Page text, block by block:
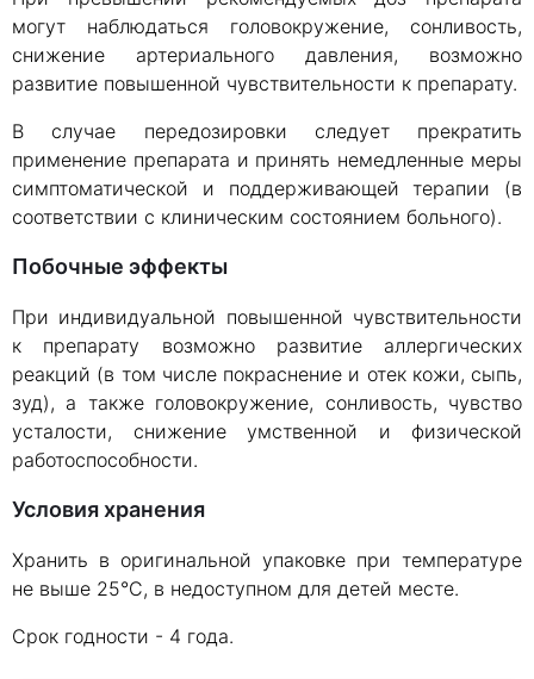
могут наблюдаться головокружение, сонливость,
снижение артериального давления, возможно
развитие повышенной чувствительности к препарату.
В случае передозировки следует прекратить
применение препарата и принять немедленные меры
симптоматической и поддерживающей терапии (в
соответствии с клиническим состоянием больного).
Побочные эффекты
При индивидуальной повышенной чувствительности
к препарату возможно развитие аллергических
реакций (в том числе покраснение и отек кожи, сыпь,
зуд), а также головокружение, сонливость, чувство
усталости, снижение умственной и физической
работоспособности.
Условия хранения
Хранить в оригинальной упаковке при температуре
не выше 25°С, в недоступном для детей месте.
Срок годности - 4 года.